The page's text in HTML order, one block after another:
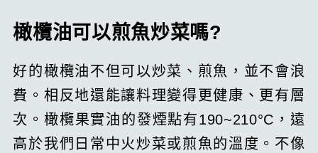
橄欖油可以煎魚炒菜嗎?
好的橄欖油不但可以炒菜、煎魚，並不會浪
費。相反地還能讓料理變得更健康、更有層
次。橄欖果實油的發煙點有190~210°C，遠
高於我們日常中火炒菜或煎魚的溫度。不像